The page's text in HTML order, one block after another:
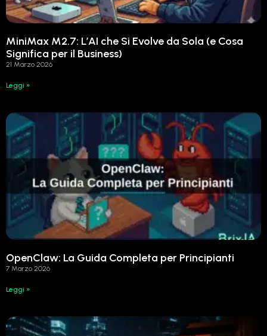
MiniMax M2.7: L’AI che Si Evolve da Sola (e Cosa
Significa per il Business)
21 Marzo 2026
Leggi »
OpenClaw: La Guida Completa per Principianti
7 Marzo 2026
Leggi »